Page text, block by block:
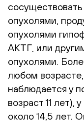
опухолями,
опухолями
АКТГ, или
опухолями.
любом
наблюдается у
возраст 11 лет),
около 14,5 лет.